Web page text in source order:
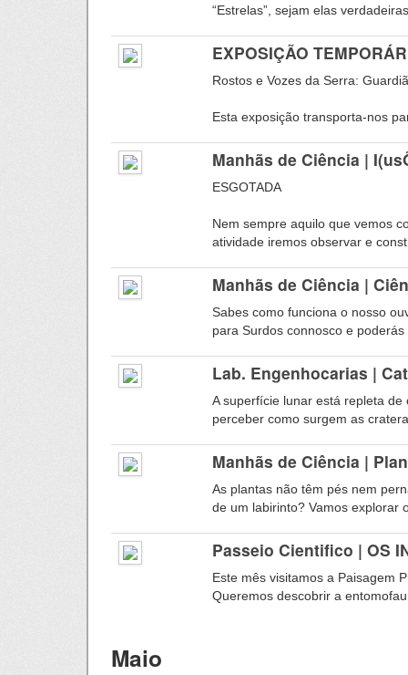
“Estrelas”, sejam elas
EXPOSIÇÃO
Rostos e Vozes da Serra:
Esta exposição transporta-nos
Manhãs de Ciência |
ESGOTADA
Nem sempre aquilo que vemos
atividade iremos observar e
Manhãs de Ciência |
Sabes como funciona o nosso
para Surdos connosco e
Lab. Engenhocarias |
A superfície lunar está repleta
perceber como surgem as
Manhãs de Ciência |
As plantas não têm pés nem
de um labirinto? Vamos explorar
Passeio Cientifico | OS
Este mês visitamos a Paisagem
Queremos descobrir a
Maio